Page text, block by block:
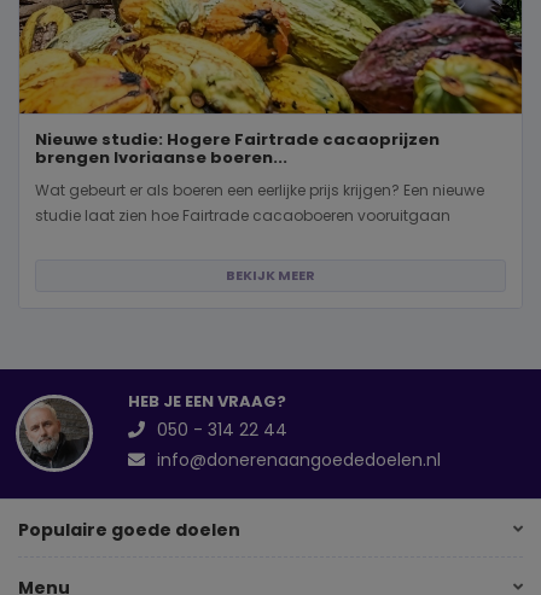
Nieuwe studie: Hogere Fairtrade cacaoprijzen
brengen Ivoriaanse boeren...
Wat gebeurt er als boeren een eerlijke prijs krijgen? Een nieuwe
studie laat zien hoe Fairtrade cacaoboeren vooruitgaan
BEKIJK MEER
HEB JE EEN VRAAG?
050 - 314 22 44
info@donerenaangoededoelen.nl
Populaire goede doelen
Menu